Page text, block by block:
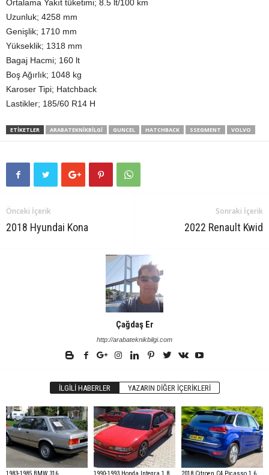
Ortalama Yakıt tüketimi; 8.5 lt/100 km
Uzunluk; 4258 mm
Genişlik; 1710 mm
Yükseklik; 1318 mm
Bagaj Hacmi; 160 lt
Boş Ağırlık; 1048 kg
Karoser Tipi; Hatchback
Lastikler; 185/60 R14 H
ETIKETLER ARABATEKNIKBILGI GUNCEL HATCHBACK SSEGMENT VOLVO
Önceki İçerik
2018 Hyundai Kona
Sonraki İçerik
2022 Renault Kwid
Çağdaş Er
http://arabateknikbilgi.com
İLGILI HABERLER YAZARIN DIĞER İÇERIKLERI
1983-1985 BMW 316 1990-1993 Honda Integra 1.8 2018 Citroen C4 Picasso 1.6